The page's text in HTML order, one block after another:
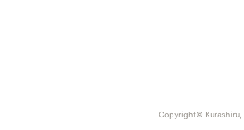
Copyright© Kurashiru,